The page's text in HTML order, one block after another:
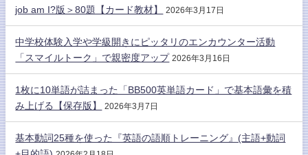
job am I?版＞80題【カード教材】
2026年3月17日
中学校体験入学や学級開きにピッタリのエンカウンター活動
「スマイルトーク」で親密度アップ 2026年3月16日
1枚に10単語が詰まった「BB500英単語カード」で基本語彙を積
み上げる【保存版】
2026年3月7日
基本動詞25種を使った『英語の語順トレーニング』(主語+動詞